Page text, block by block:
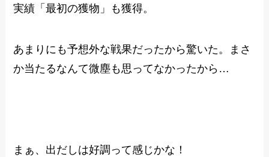
実績「最初の獲物」も獲得。
あまりにも予想外な戦果だったから驚いた。まさ
か当たるなんて微塵も思ってなかったから…
まぁ、出だしは好調って感じかな！